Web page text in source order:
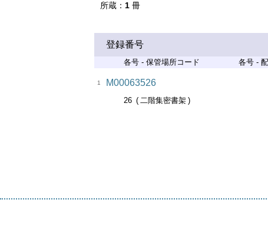
所蔵 1 冊
登録番号
各号 - 保管場所コード 各号 -
1 M00063526
26 二階集密書架